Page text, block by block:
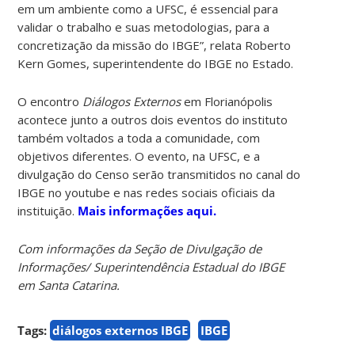
em um ambiente como a UFSC, é essencial para
validar o trabalho e suas metodologias, para a
concretização da missão do IBGE”, relata Roberto
Kern Gomes, superintendente do IBGE no Estado.
O encontro Diálogos Externosem Florianópolis
acontece junto a outros dois eventos do instituto
também voltados a toda a comunidade, com
objetivos diferentes. O evento, na UFSC, e a
divulgação do Censo serão transmitidos no canal do
IBGE no youtube e nas redes sociais oficiais da
instituição. Mais informações aqui.
Com informações da Seção de Divulgação de
Informações/ Superintendência Estadual do IBGE
em Santa Catarina.
Tags: diálogos externos IBGE IBGE